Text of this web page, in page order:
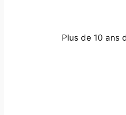
Plus de 10 ans